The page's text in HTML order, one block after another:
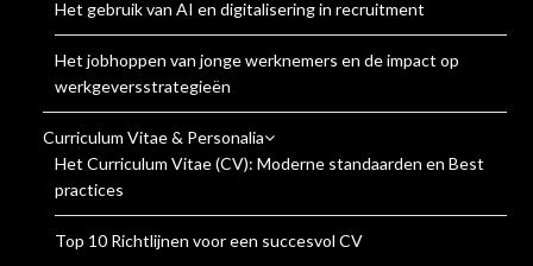
Het gebruik van AI en digitalisering in recruitment
Het jobhoppen van jonge werknemers en de impact op
werkgeversstrategieën
Curriculum Vitae & Personalia
Het Curriculum Vitae (CV): Moderne standaarden en Best
practices
Top 10 Richtlijnen voor een succesvol CV